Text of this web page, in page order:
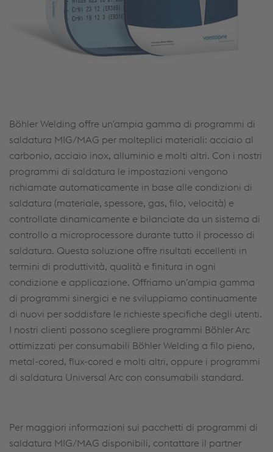
Böhler Welding offre un'ampia gamma di programmi di
saldatura MIG/MAG per molteplici materiali: acciaio al
carbonio, acciaio inox, alluminio e molti altri. Con i nostri
programmi di saldatura le impostazioni vengono
richiamate automaticamente in base alle condizioni di
saldatura (materiale, spessore, gas, filo, velocità) e
controllate dinamicamente e bilanciate da un sistema di
controllo a microprocessore durante tutto il processo di
saldatura. Questa soluzione offre risultati eccellenti in
termini di produttività, qualità e finitura in ogni
condizione e applicazione. Offriamo un’ampia gamma
di programmi sinergici e ne sviluppiamo continuamente
di nuovi per soddisfare le richieste specifiche degli utenti.
I nostri clienti possono scegliere programmi Böhler Arc
ottimizzati per consumabili Böhler Welding a filo pieno,
metal-cored, flux-cored e molti altri, oppure i programmi
di saldatura Universal Arc con consumabili standard.
Per maggiori informazioni sui pacchetti di programmi di
saldatura MIG/MAG disponibili, contattare il partner